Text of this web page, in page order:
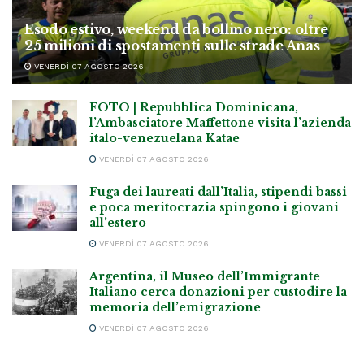
Esodo estivo, weekend da bollino nero: oltre
25 milioni di spostamenti sulle strade Anas
VENERDÌ 07 AGOSTO 2026
FOTO | Repubblica Dominicana,
l’Ambasciatore Maffettone visita l’azienda
italo-venezuelana Katae
VENERDÌ 07 AGOSTO 2026
Fuga dei laureati dall’Italia, stipendi bassi
e poca meritocrazia spingono i giovani
all’estero
VENERDÌ 07 AGOSTO 2026
Argentina, il Museo dell’Immigrante
Italiano cerca donazioni per custodire la
memoria dell’emigrazione
VENERDÌ 07 AGOSTO 2026